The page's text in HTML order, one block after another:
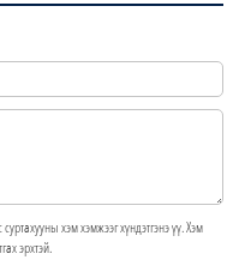
хэм хэмжээг хүндэтгэнэ үү. Хэм
эрхтэй.